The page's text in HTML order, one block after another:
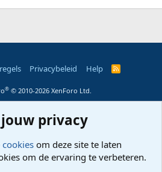
Privacybeleid Help
R
® © 2010-2026 XenForo Ltd.
privacy
cookies om deze site te laten
om de ervaring te verbeteren.